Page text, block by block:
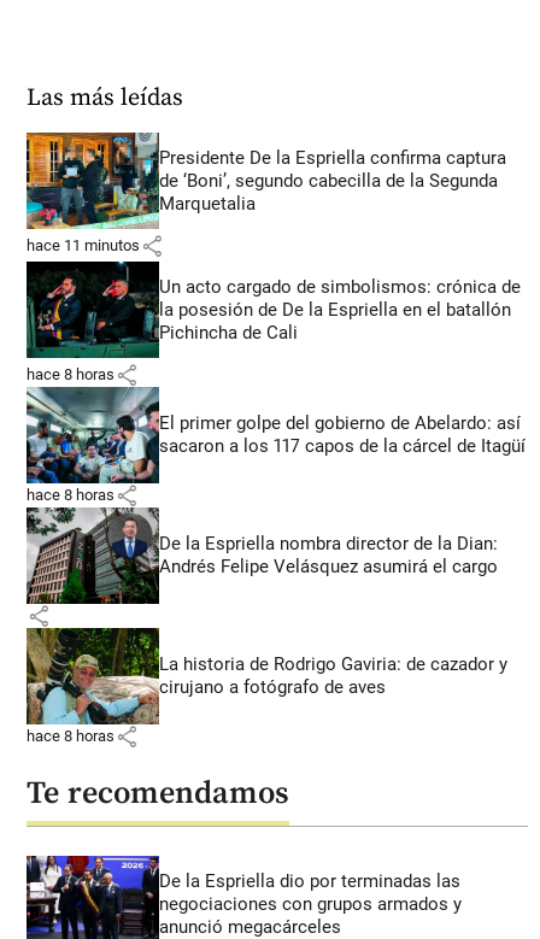
Las más leídas
Presidente De la Espriella confirma captura
de ‘Boni’, segundo cabecilla de la Segunda
Marquetalia
hace 11 minutos share
Un acto cargado de simbolismos: crónica de
la posesión de De la Espriella en el batallón
Pichincha de Cali
hace 8 horas share
El primer golpe del gobierno de Abelardo: así
sacaron a los 117 capos de la cárcel de Itagüí
hace 8 horas share
De la Espriella nombra director de la Dian:
Andrés Felipe Velásquez asumirá el cargo
share
La historia de Rodrigo Gaviria: de cazador y
cirujano a fotógrafo de aves
hace 8 horas share
Te recomendamos
De la Espriella dio por terminadas las
negociaciones con grupos armados y
anunció megacárceles